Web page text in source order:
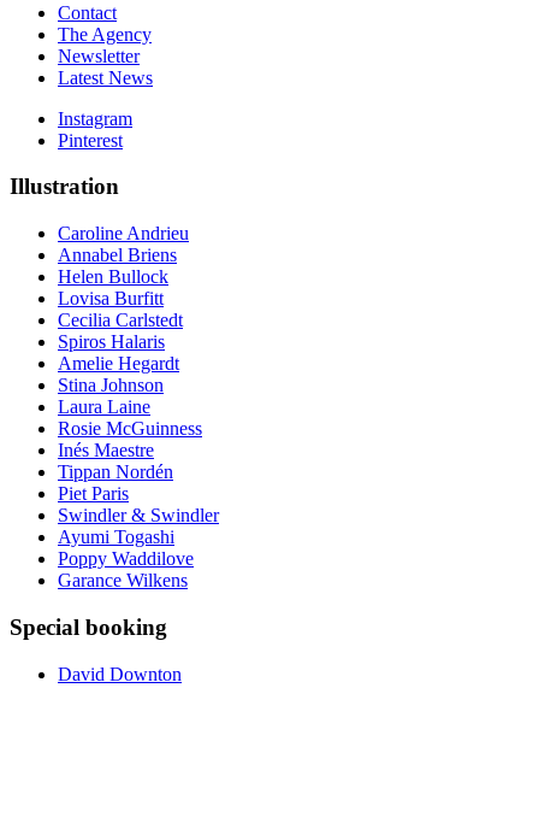
Contact
The Agency
Newsletter
Latest News
Instagram
Pinterest
Illustration
Caroline Andrieu
Annabel Briens
Helen Bullock
Lovisa Burfitt
Cecilia Carlstedt
Spiros Halaris
Amelie Hegardt
Stina Johnson
Laura Laine
Rosie McGuinness
Inés Maestre
Tippan Nordén
Piet Paris
Swindler & Swindler
Ayumi Togashi
Poppy Waddilove
Garance Wilkens
Special booking
David Downton